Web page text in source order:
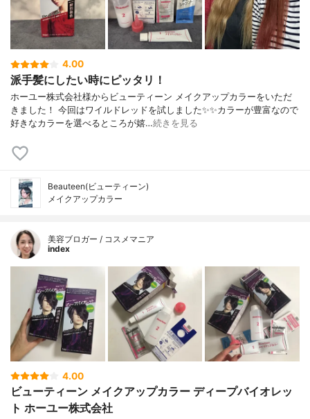
4.00
派手髪にしたい時にピッタリ！
ホーユー株式会社様からビューティーン メイクアップカラーをいただ
きました！ 今回はワイルドレッドを試しました✨✨カラーが豊富なので
好きなカラーを選べるところが嬉…続きを見る
Beauteen(ビューティーン)
メイクアップカラー
美容ブロガー / コスメマニア
index
4.00
ビューティーン メイクアップカラー ディープバイオレッ
ト ホーユー株式会社